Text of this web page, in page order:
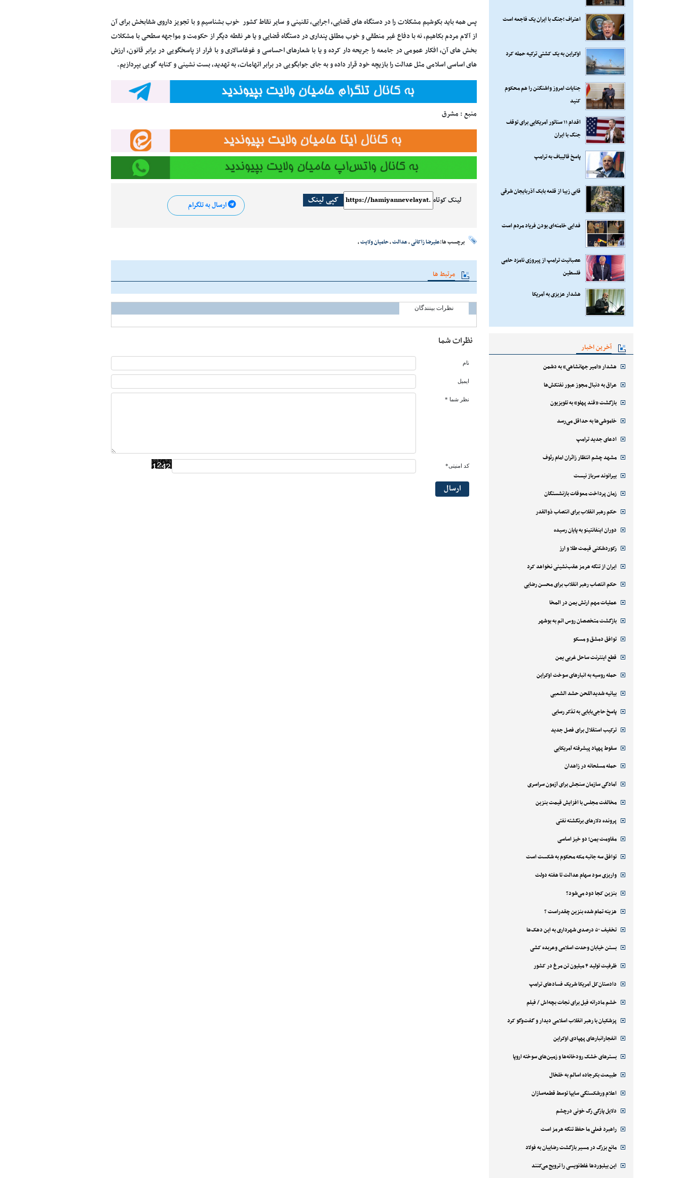
اعتراف ؛جنگ با ایران یک فاجعه است
اوکراین به یک کشتی ترکیه حمله کرد
جنایات امروز واشنگتن را هم محکوم
کنید
اقدام ۱۱ سناتور آمریکایی برای توقف
جنگ با ایران
پاسخ قالیباف به ترامپ
قابی زیبا از قلعه بابک آذربایجان شرقی
فدایی خامنه‌ای بودن فریاد مردم است
عصبانیت ترامپ از پیروزی نامزد حامی
فلسطین
هشدار عزیزی به آمریکا
آخرین اخبار
هشدار «امیر جهانشاهی» به دشمن
عراق به دنبال مجوز عبور نفتکش‌ها
بازگشت «قند پهلو» به تلویزیون
خاموشی‌ها به حداقل می‌رسد
ادعای جدید ترامپ
مشهد چشم انتظار زائران امام رئوف
بیرانوند سرباز نیست
زمان پرداخت معوقات بازنشستگان
حکم رهبر انقلاب برای انتصاب ذوالقدر
دوران اینفانتینو به پایان رسیده
رکوردشکنی قیمت طلا و ارز
ایران از تنگه هرمز عقب‌نشینی نخواهد کرد
حکم انتصاب رهبر انقلاب برای محسن رضایی
عملیات مهم ارتش یمن در المخا
بازگشت متخصصان روس اتم به بوشهر
توافق دمشق و مسکو
قطع اینترنت ساحل غربی یمن
حمله روسیه به انبارهای سوخت اوکراین
بیانیه شدیداللحن حشد الشعبی
پاسخ حاجی‌بابایی به تذکر رسایی
ترکیب استقلال برای فصل جدید
سقوط پهپاد پیشرفته آمریکایی
حمله مسلحانه در زاهدان
آمادگی سازمان سنجش برای آزمون سراسری
مخالفت مجلس با افزایش قیمت بنزین
پرونده دلارهای برنگشته نفتی
مقاومت یمن؛ دو خیز اساسی
توافق سه جانبه مکه محکوم به شکست است
واریزی سود سهام عدالت تا هفته دولت
بنزین کجا دود می‌شود؟
هزینه تمام شده بنزین چقدراست ؟
تخفیف ۵۰ درصدی شهرداری به این دهک‌ها
بستن خیابان وحدت اسلامی وعربده کشی
ظرفیت تولید ۴ میلیون تن مرغ در کشور
دادستان‌کل آمریکا شریک فسادهای ترامپ
خشم مادرانه فیل برای نجات بچه‌اش / فیلم
پزشکیان با رهبر انقلاب اسلامی دیدار و گفت‌وگو کرد
انفجارانبارهای پهپادی اوکراین
بسترهای خشک رودخانه‌ها و زمین‌های سوخته اروپا
طبیعت بکرجاده اسالم به خلخال
اعلام ورشکستگی سایپا توسط قطعه‌سازان
دلایل پارگی رگ خونی درچشم
راهبرد فعلی ما حفظ تنگه هرمز است
مانع بزرگ در مسیر بازگشت رضاییان به فولاد
این بیلبوردها غلط‌نویسی را ترویج می‌کنند
پس همه باید بکوشیم مشکلات را در دستگاه های قضایی، اجرایی، تقنینی و سایر نقاط کشور خوب بشناسیم و با تجویز داروی شفابخش برای آن
از آلام مردم بکاهیم، نه با دفاع غیر منطقی و خوب مطلق پنداری در دستگاه قضایی و یا هر نقطه دیگر از حکومت و مواجهه سطحی با مشکلات
بخش های آن، افکار عمومی در جامعه را جریحه دار کرده و یا با شعارهای احساسی و غوغاسالاری و با فرار از پاسخگویی در برابر قانون، ارزش
های اساسی اسلامی مثل عدالت را بازیچه خود قرار داده و به جای جوابگویی در برابر اتهامات، به تهدید، بست نشینی و کنایه گویی بپردازیم.
منبع : مشرق
لینک کوتاه کپی لینک ارسال به تلگرام
برچسب ها:علیرضا زاکانی،عدالت،حامیان ولایت،
مرتبط ها
نظرات بینندگان
نظرات شما
نام
ایمیل
نظر شما *
کد امنیتی*
ارسال